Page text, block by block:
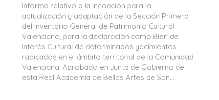
Informe relativo a la incoación para la
actualización y adaptación de la Sección Primera
del Inventario General de Patrimonio Cultural
Valenciano, para la declaración como Bien de
Interés Cultural de determinados yacimientos
radicados en el ámbito territorial de la Comunidad
Valenciana. Aprobado en Junta de Gobierno de
esta Real Academia de Bellas Artes de San…